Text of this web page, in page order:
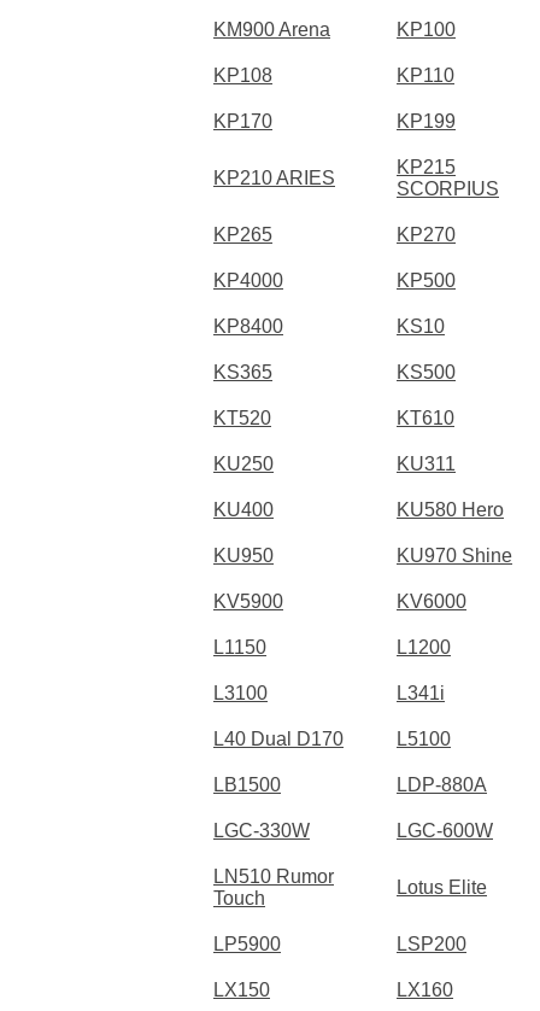
KM900 Arena KP100
KP108 KP110
KP170 KP199
KP210 ARIES
KP215
SCORPIUS
KP265 KP270
KP4000 KP500
KP8400 KS10
KS365 KS500
KT520 KT610
KU250 KU311
KU400 KU580 Hero
KU950 KU970 Shine
KV5900 KV6000
L1150 L1200
L3100 L341i
L40 Dual D170 L5100
LB1500 LDP-880A
LGC-330W LGC-600W
LN510 Rumor
Touch
Lotus Elite
LP5900 LSP200
LX150 LX160